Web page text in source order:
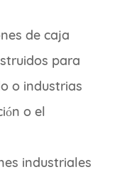
de caja
para
o industrias
o el
industriales